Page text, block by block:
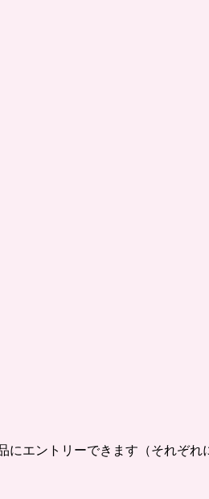
エントリーできます（それぞれ